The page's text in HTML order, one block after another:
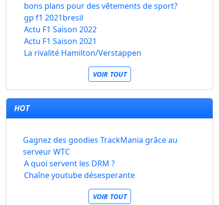
bons plans pour des vêtements de sport?
gp f1 2021bresil
Actu F1 Saison 2022
Actu F1 Saison 2021
La rivalité Hamilton/Verstappen
VOIR TOUT
HOT
Gagnez des goodies TrackMania grâce au
serveur WTC
A quoi servent les DRM ?
Chaîne youtube désesperante
VOIR TOUT